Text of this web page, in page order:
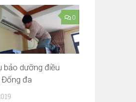
0
bảo dưỡng điều
Đống đa